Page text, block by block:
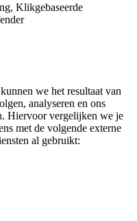
Klikgebaseerde
we het resultaat van
analyseren en ons
Hiervoor vergelijken we je
met de volgende externe
al gebruikt: